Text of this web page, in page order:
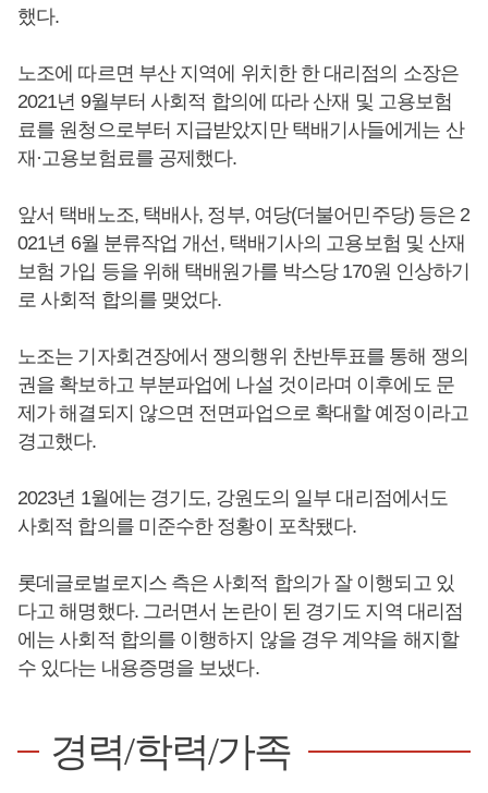
했다.
노조에 따르면 부산 지역에 위치한 한 대리점의 소장은
2021년 9월부터 사회적 합의에 따라 산재 및 고용보험
료를 원청으로부터 지급받았지만 택배기사들에게는 산
재·고용보험료를 공제했다.
앞서 택배노조, 택배사, 정부, 여당(더불어민주당) 등은 2
021년 6월 분류작업 개선, 택배기사의 고용보험 및 산재
보험 가입 등을 위해 택배원가를 박스당 170원 인상하기
로 사회적 합의를 맺었다.
노조는 기자회견장에서 쟁의행위 찬반투표를 통해 쟁의
권을 확보하고 부분파업에 나설 것이라며 이후에도 문
제가 해결되지 않으면 전면파업으로 확대할 예정이라고
경고했다.
2023년 1월에는 경기도, 강원도의 일부 대리점에서도
사회적 합의를 미준수한 정황이 포착됐다.
롯데글로벌로지스 측은 사회적 합의가 잘 이행되고 있
다고 해명했다. 그러면서 논란이 된 경기도 지역 대리점
에는 사회적 합의를 이행하지 않을 경우 계약을 해지할
수 있다는 내용증명을 보냈다.
경력/학력/가족